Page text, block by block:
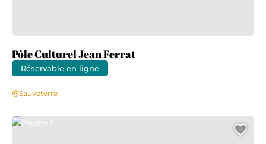
Pôle Culturel Jean Ferrat
Réservable en ligne
Sauveterre
Photo 1